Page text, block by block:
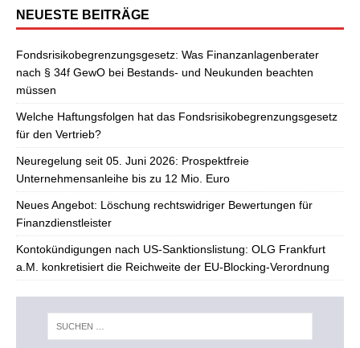
NEUESTE BEITRÄGE
Fondsrisikobegrenzungsgesetz: Was Finanzanlagenberater
nach § 34f GewO bei Bestands- und Neukunden beachten
müssen
Welche Haftungsfolgen hat das Fondsrisikobegrenzungsgesetz
für den Vertrieb?
Neuregelung seit 05. Juni 2026: Prospektfreie
Unternehmensanleihe bis zu 12 Mio. Euro
Neues Angebot: Löschung rechtswidriger Bewertungen für
Finanzdienstleister
Kontokündigungen nach US-Sanktionslistung: OLG Frankfurt
a.M. konkretisiert die Reichweite der EU-Blocking-Verordnung